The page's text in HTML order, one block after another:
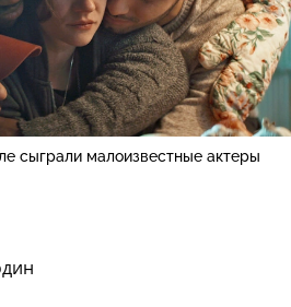
сыграли малоизвестные актеры